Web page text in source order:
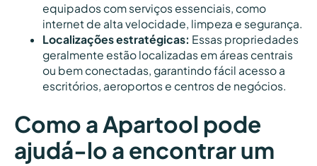
equipados com serviços essenciais, como
internet de alta velocidade, limpeza e segurança.
Localizações estratégicas: Essas propriedades
geralmente estão localizadas em áreas centrais
ou bem conectadas, garantindo fácil acesso a
escritórios, aeroportos e centros de negócios.
Como a Apartool pode
ajudá-lo a encontrar um